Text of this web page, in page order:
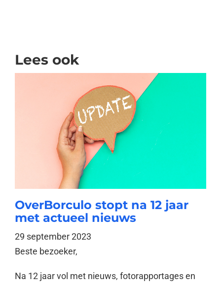
Lees ook
OverBorculo stopt na 12 jaar
met actueel nieuws
29 september 2023
Beste bezoeker,
Na 12 jaar vol met nieuws, fotorapportages en